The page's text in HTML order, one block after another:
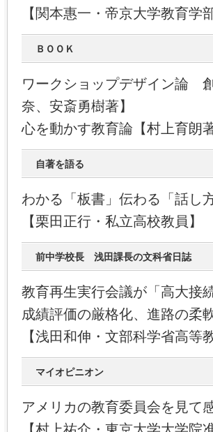
【関本惠一・帝京大学教育学
ＢＯＯＫ
ワークショップデザイン論
奈、安斎勇樹著】
心を動かす教育論【村上育朗著
自著を語る
わかる「板書」伝わる「話し方
【栗田正行・私立高校教員】
前中学校長 浅田課長の文科省日誌
教育再生実行会議が「高大接
成績評価の厳格化、進路の柔
【浅田和伸・文部科学省高等
マイオピニオン
アメリカの教育委員会を見て